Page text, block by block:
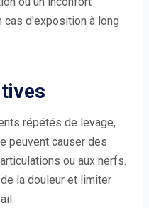
cas d'exposition à long
répétés de levage,
peuvent causer des
ou aux nerfs.
la douleur et limiter